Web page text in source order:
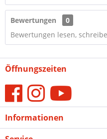
Bewertungen
0
Bewertungen lesen,
Öffnungszeiten
Informationen